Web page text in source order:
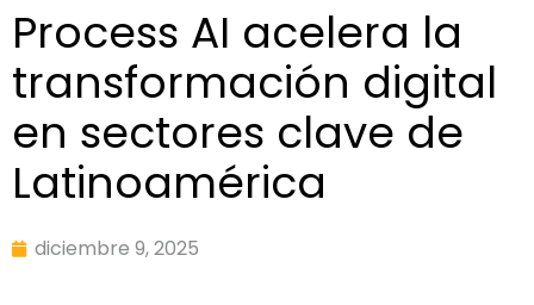
Process AI acelera la
transformación digital
en sectores clave de
Latinoamérica
diciembre 9, 2025